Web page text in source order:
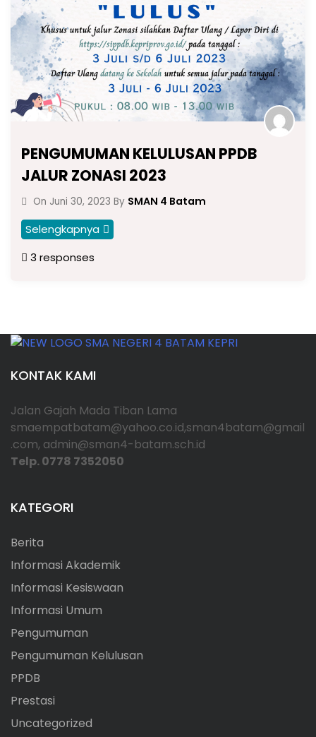
PENGUMUMAN KELULUSAN PPDB
JALUR ZONASI 2023
On Juni 30, 2023 By SMAN 4 Batam
Selengkapnya
3 responses
KONTAK KAMI
Jalan Gajah Mada Tiban Lama
smaempatbatam@yahoo.co.id,sman4batam@gmail
.com, admin@sman4-batam.sch.id
Telp. 0778 7352050
KATEGORI
Berita
Informasi Akademik
Informasi Kesiswaan
Informasi Umum
Pengumuman
Pengumuman Kelulusan
PPDB
Prestasi
Uncategorized